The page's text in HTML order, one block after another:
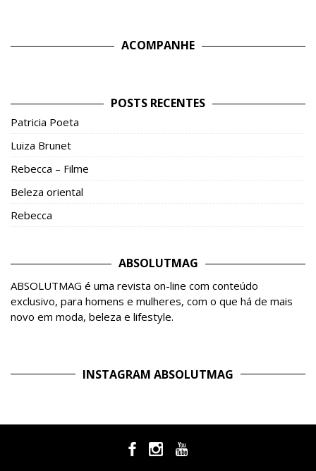
ACOMPANHE
POSTS RECENTES
Patricia Poeta
Luiza Brunet
Rebecca – Filme
Beleza oriental
Rebecca
ABSOLUTMAG
ABSOLUTMAG é uma revista on-line com conteúdo
exclusivo, para homens e mulheres, com o que há de mais
novo em moda, beleza e lifestyle.
INSTAGRAM ABSOLUTMAG